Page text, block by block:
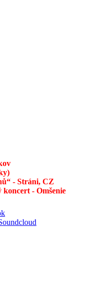
- Stráni, CZ
koncert - Omšenie